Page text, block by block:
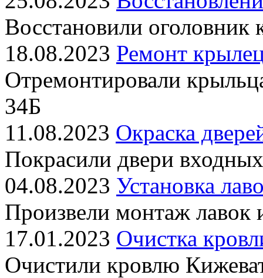
Восстановили
18.08.2023 Ремонт
Отремонтировали
34Б
11.08.2023 Окраска
Покрасили двери
04.08.2023 Установка
Произвели монтаж
17.01.2023 Очистка
Очистили кровлю